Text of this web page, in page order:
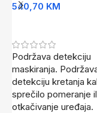
540,70 KM
Podržava detekciju
maskiranja.
detekciju kretanja
sprečilo pomeranje
otkačivanje uređaja.